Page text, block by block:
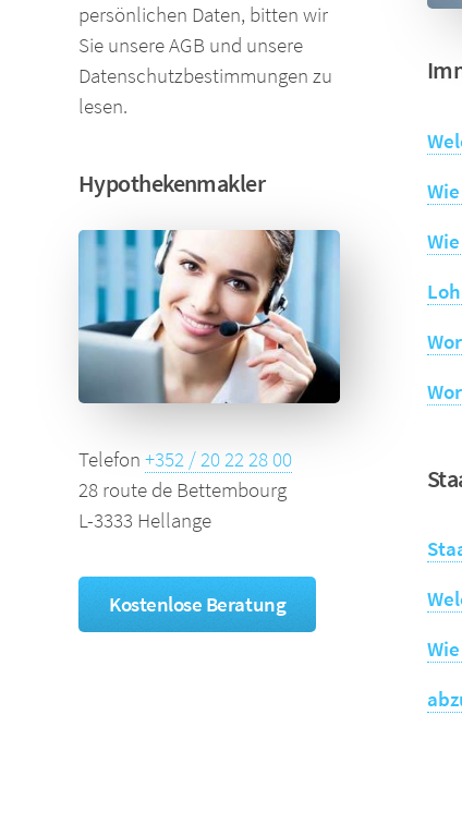
persönlichen Daten, bitten wir
Sie unsere AGB und unsere
Datenschutzbestimmungen zu
lesen.
Hypothekenmakler
Telefon +352 / 20 22 28 00
28 route de Bettembourg
L-3333 Hellange
Kostenlose Beratung